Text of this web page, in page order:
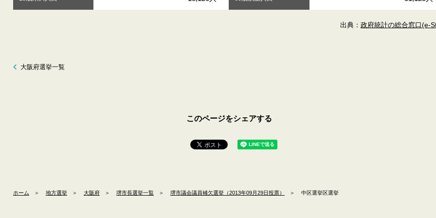
出典：政府統計の総合窓口(e-
大阪府選挙一覧
このページをシェアする
ホーム ＞ 地方選挙 ＞ 大阪府 ＞ 堺市長選挙一覧 ＞ 堺市議会議員補欠選挙（2013年09月29日投票） ＞ 中区選挙区選挙